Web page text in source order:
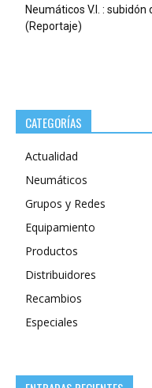
Neumáticos V.I. :
(Reportaje)
CATEGORÍAS
Actualidad
Neumáticos
Grupos y Redes
Equipamiento
Productos
Distribuidores
Recambios
Especiales